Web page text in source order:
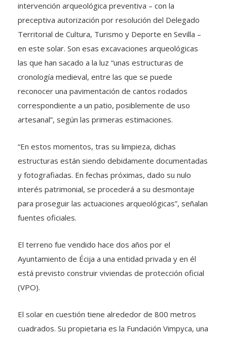
intervención arqueológica preventiva – con la
preceptiva autorización por resolución del Delegado
Territorial de Cultura, Turismo y Deporte en Sevilla –
en este solar. Son esas excavaciones arqueológicas
las que han sacado a la luz “unas estructuras de
cronología medieval, entre las que se puede
reconocer una pavimentación de cantos rodados
correspondiente a un patio, posiblemente de uso
artesanal”, según las primeras estimaciones.
“En estos momentos, tras su limpieza, dichas
estructuras están siendo debidamente documentadas
y fotografiadas. En fechas próximas, dado su nulo
interés patrimonial, se procederá a su desmontaje
para proseguir las actuaciones arqueológicas”, señalan
fuentes oficiales.
El terreno fue vendido hace dos años por el
Ayuntamiento de Écija a una entidad privada y en él
está previsto construir viviendas de protección oficial
(VPO).
El solar en cuestión tiene alrededor de 800 metros
cuadrados. Su propietaria es la Fundación Vimpyca, una